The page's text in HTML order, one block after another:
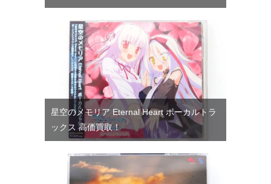
星空のメモリア Eternal Heart ボーカルトラ
ックス 高価買取！